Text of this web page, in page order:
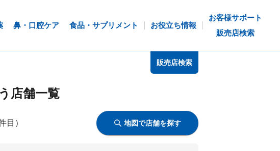
鼻・口腔ケア 食品・サプリメント お役立ち情報
お客様サポート
販売店検索
販売店検索
店舗一覧
目） 地図で店舗を探す